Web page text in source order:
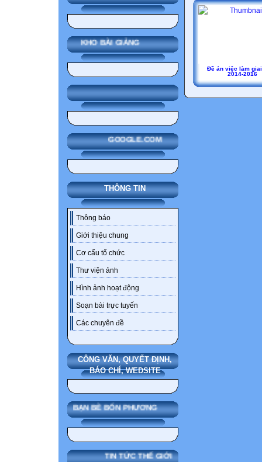
KHO BÀI GIẢNG
GOOGLE.COM
THÔNG TIN
Thông báo
Giới thiệu chung
Cơ cấu tổ chức
Thư viện ảnh
Hình ảnh hoạt động
Soạn bài trực tuyến
Các chuyên đề
CÔNG VĂN, QUYẾT ĐỊNH,
BÁO CHÍ, WEDSITE
BẠN BÈ BỐN PHƯƠNG
TIN TỨC THẾ GIỚI
Đề án việc làm
2014-2016